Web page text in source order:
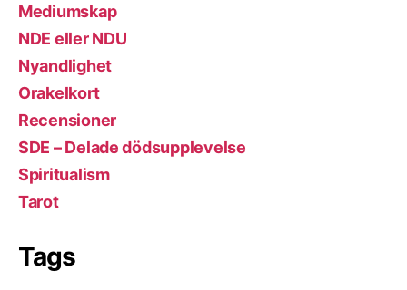
Mediumskap
NDE eller NDU
Nyandlighet
Orakelkort
Recensioner
SDE – Delade dödsupplevelse
Spiritualism
Tarot
Tags